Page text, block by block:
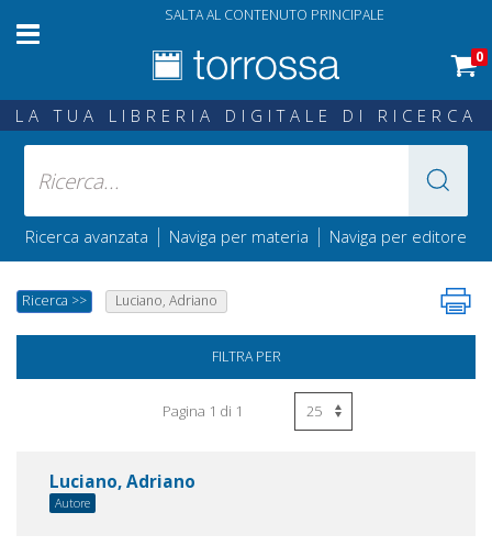
SALTA AL CONTENUTO PRINCIPALE
0
LA TUA LIBRERIA DIGITALE DI RICERCA
Ricerca avanzata | Naviga per materia | Naviga per editore
Ricerca >> Luciano, Adriano
FILTRA PER
Pagina 1 di 1
Luciano, Adriano
Autore